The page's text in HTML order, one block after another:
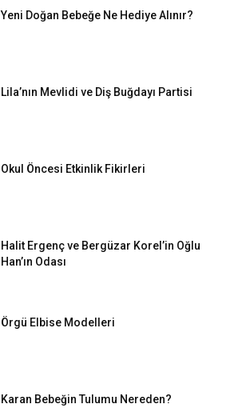
Yeni Doğan Bebeğe Ne Hediye Alınır?
Lila’nın Mevlidi ve Diş Buğdayı Partisi
Okul Öncesi Etkinlik Fikirleri
Halit Ergenç ve Bergüzar Korel’in Oğlu
Han’ın Odası
Örgü Elbise Modelleri
Karan Bebeğin Tulumu Nereden?